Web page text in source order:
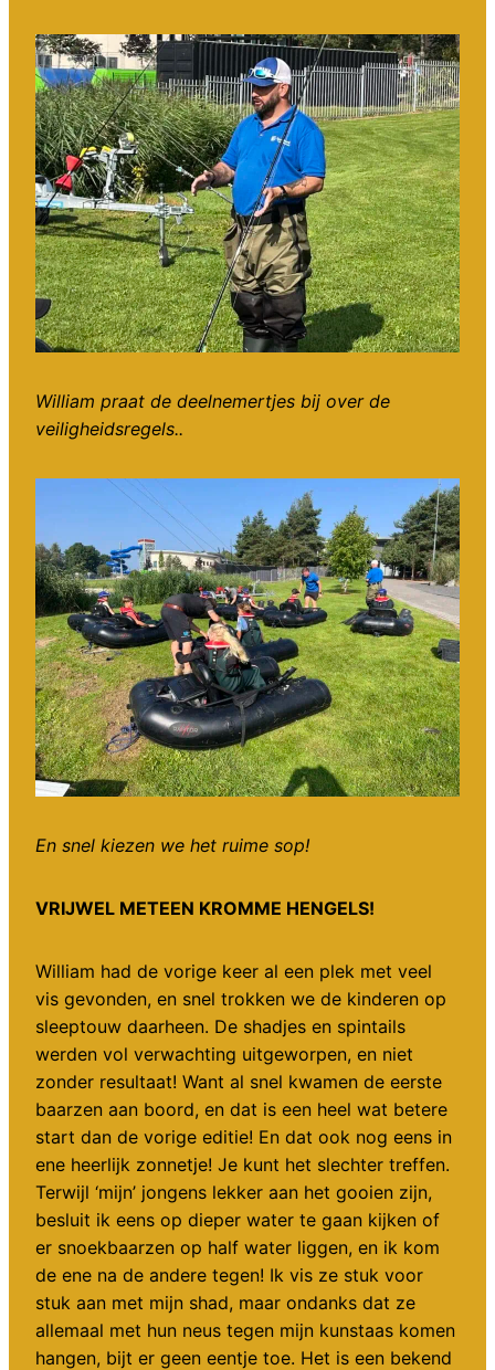
William praat de deelnemertjes bij over de
veiligheidsregels..
En snel kiezen we het ruime sop!
VRIJWEL METEEN KROMME HENGELS!
William had de vorige keer al een plek met veel
vis gevonden, en snel trokken we de kinderen op
sleeptouw daarheen. De shadjes en spintails
werden vol verwachting uitgeworpen, en niet
zonder resultaat! Want al snel kwamen de eerste
baarzen aan boord, en dat is een heel wat betere
start dan de vorige editie! En dat ook nog eens in
ene heerlijk zonnetje! Je kunt het slechter treffen.
Terwijl ‘mijn’ jongens lekker aan het gooien zijn,
besluit ik eens op dieper water te gaan kijken of
er snoekbaarzen op half water liggen, en ik kom
de ene na de andere tegen! Ik vis ze stuk voor
stuk aan met mijn shad, maar ondanks dat ze
allemaal met hun neus tegen mijn kunstaas komen
hangen, bijt er geen eentje toe. Het is een bekend